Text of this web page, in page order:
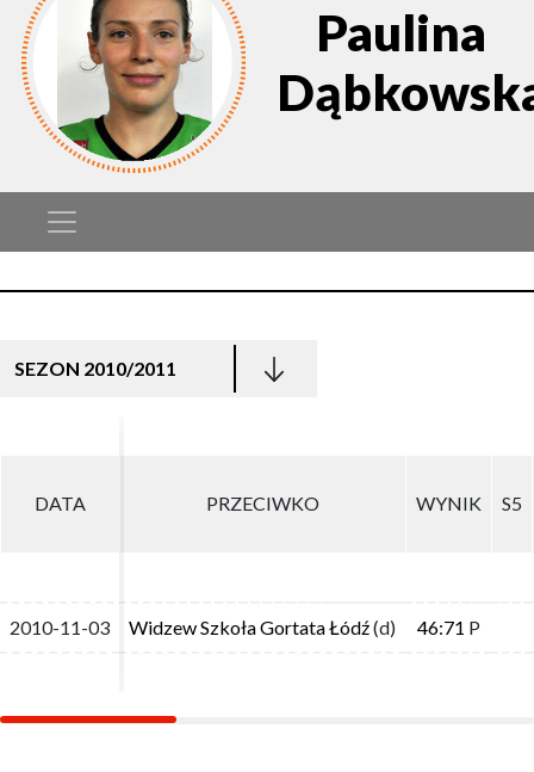
Paulina
SEZON 2010/2011
DATA PRZECIWKO WYNIK S5
2010-11-03 Widzew Szkoła Gortata Łódź(d) 46:71 P
DATA PRZECIWKO WYNIK S5
2010-11-03 Widzew Szkoła Gortata Łódź(d) 46:71 P